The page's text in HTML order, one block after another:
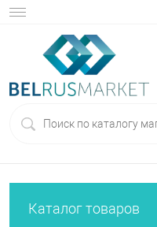
Каталог товаров